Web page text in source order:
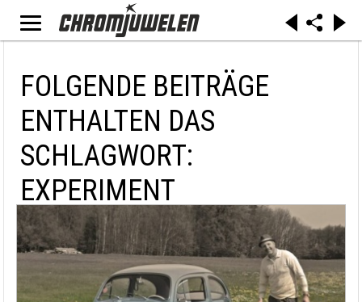
FOLGENDE BEITRÄGE
ENTHALTEN DAS
SCHLAGWORT:
EXPERIMENT